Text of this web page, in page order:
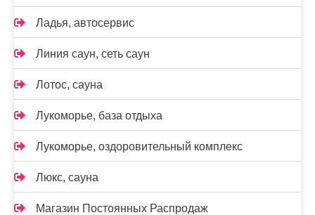
Ладья, автосервис
Линия саун, сеть саун
Лотос, сауна
Лукоморье, база отдыха
Лукоморье, оздоровительный комплекс
Люкс, сауна
Магазин Постоянных Распродаж